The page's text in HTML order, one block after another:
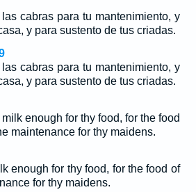
cabras para tu mantenimiento, y
y para sustento de tus criadas.
cabras para tu mantenimiento, y
y para sustento de tus criadas.
enough for thy food, for the food
maintenance for thy maidens.
enough for thy food, for the food of
for thy maidens.